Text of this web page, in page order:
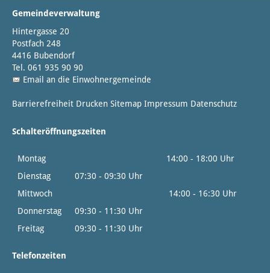
Gemeindeverwaltung
Hintergasse 20
Postfach 248
4416 Bubendorf
Tel. 061 935 90 90
Email an die Einwohnergemeinde
Barrierefreiheit Drucken Sitemap Impressum Datenschutz
Schalteröffnungszeiten
Montag
14:00 - 18:00 Uhr
Dienstag
07:30 - 09:30 Uhr
Mittwoch
14:00 - 16:30 Uhr
Donnerstag
09:30 - 11:30 Uhr
Freitag
09:30 - 11:30 Uhr
Telefonzeiten